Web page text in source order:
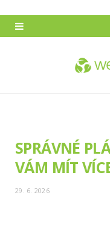
SPRÁVNÉ
VÁM MÍT
29. 6. 2026